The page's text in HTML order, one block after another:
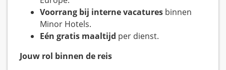
Voorrang bij interne vacatures binnen
Minor Hotels.
Eén gratis maaltijd per dienst.
Jouw rol binnen de reis